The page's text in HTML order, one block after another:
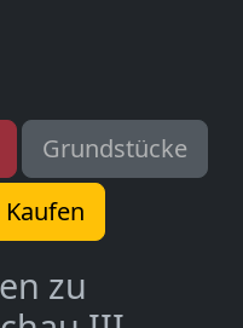
Grundstücke
Kaufen
zu